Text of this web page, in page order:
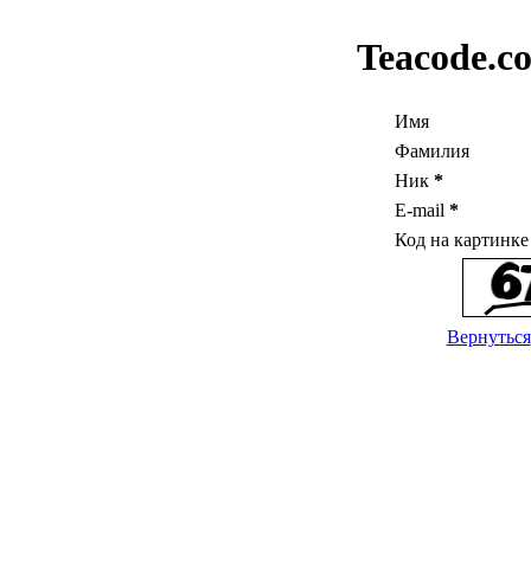
Имя
Фамилия
Ник *
E-mail *
Код на
Вернуться